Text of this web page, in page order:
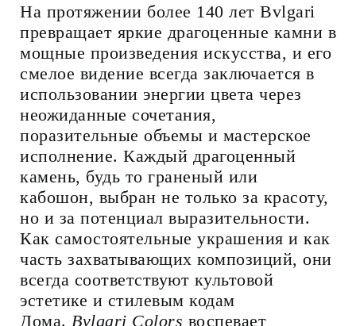
На протяжении более 140 лет Bvlgari
превращает яркие драгоценные камни в
мощные произведения искусства, и его
смелое видение всегда заключается в
использовании энергии цвета через
неожиданные сочетания,
поразительные объемы и мастерское
исполнение. Каждый драгоценный
камень, будь то граненый или
кабошон, выбран не только за красоту,
но и за потенциал выразительности.
Как самостоятельные украшения и как
часть захватывающих композиций, они
всегда соответствуют культовой
эстетике и стилевым кодам
Дома. Bvlgari Colors воспевает